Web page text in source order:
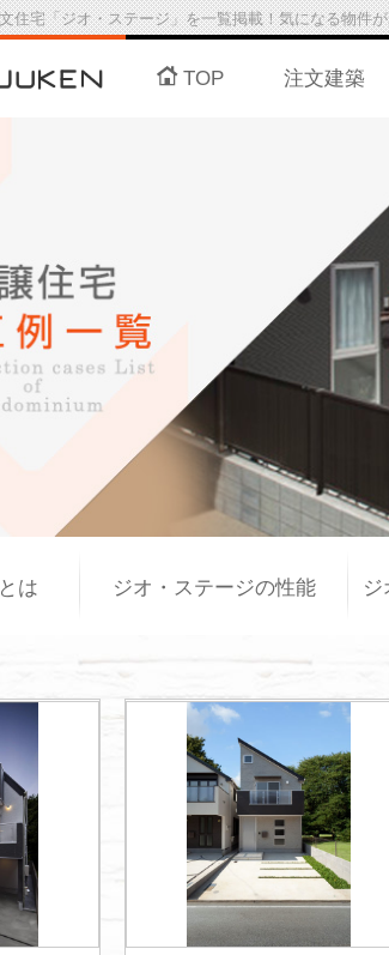
住宅「ジオ・ステージ」を一覧掲載！気になる物件
TOP 注文建築
は ジオ・ステージの性能